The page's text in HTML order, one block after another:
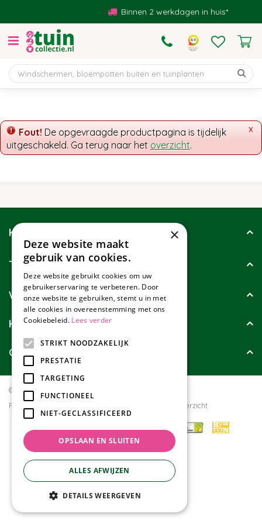
t
n
Binnen 2 werkdagen in huis*
x
Fout! De opgevraagde productpagina is tijdelijk
uitgeschakeld. Ga terug naar het overzicht.
Klantenservice
Tuincollectie
Wie zijn wij?
Klanten geven ons
Contact
© Tuincollectie.nl
Privacy policy
Tuincentrum Overzicht
×
Deze website maakt
gebruik van cookies.
Deze website gebruikt cookies om uw
gebruikerservaring te verbeteren. Door
onze website te gebruiken, stemt u in met
alle cookies in overeenstemming met ons
Cookiebeleid. Lees verder
STRIKT NOODZAKELIJK
PRESTATIE
TARGETING
FUNCTIONEEL
NIET-GECLASSIFICEERD
OPSLAAN EN SLUITEN
ALLES AFWIJZEN
DETAILS WEERGEVEN